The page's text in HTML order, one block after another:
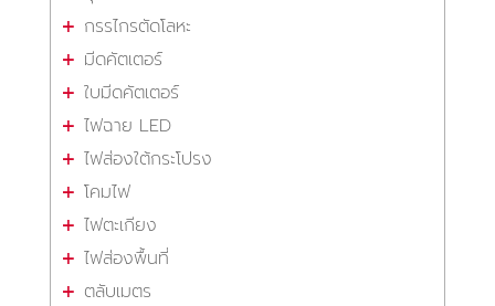
กรรไกรตัดโลหะ
มีดคัตเตอร์
ใบมีดคัตเตอร์
ไฟฉาย LED
ไฟส่องใต้กระโปรง
โคมไฟ
ไฟตะเกียง
ไฟส่องพื้นที่
ตลับเมตร